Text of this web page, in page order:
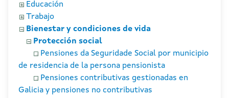
Educación
Trabajo
Bienestar y condiciones de vida
Protección social
Pensiones da Seguridade Social por municipio
de residencia de la persona pensionista
Pensiones contributivas gestionadas en
Galicia y pensiones no contributivas